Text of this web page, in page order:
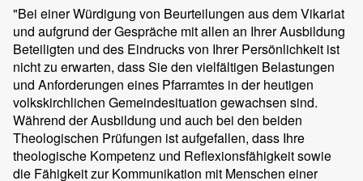
"Bei einer Würdigung von Beurteilungen aus dem Vikariat
und aufgrund der Gespräche mit allen an Ihrer Ausbildung
Beteiligten und des Eindrucks von Ihrer Persönlichkeit ist
nicht zu erwarten, dass Sie den vielfältigen Belastungen
und Anforderungen eines Pfarramtes in der heutigen
volkskirchlichen Gemeindesituation gewachsen sind.
Während der Ausbildung und auch bei den beiden
Theologischen Prüfungen ist aufgefallen, dass Ihre
theologische Kompetenz und Reflexionsfähigkeit sowie
die Fähigkeit zur Kommunikation mit Menschen einer